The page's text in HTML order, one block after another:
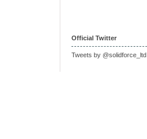
Official Twitter
Tweets by @solidforce_ltd